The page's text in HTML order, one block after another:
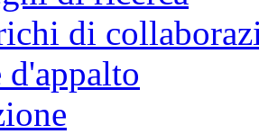
di
d'appalto